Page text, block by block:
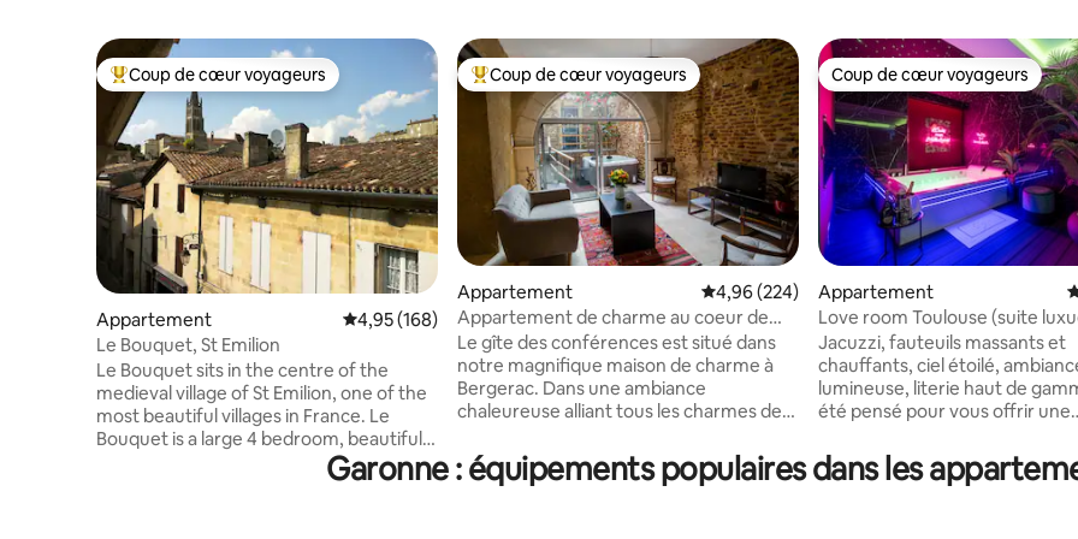
Coups de cœur voyageurs les plus appréciés
Coup de cœur voyageurs
Appartement Évaluation moyenne sur la base de 168 commentaires : 4,95 sur 5
4,95 (168)
Le Bouquet, St Emilion
Le Bouquet sits in the centre of the
medieval village of St Emilion, one of the
most beautiful villages in France. Le
Bouquet is a large 4 bedroom, beautifully
appointed apartment which offers
Coups de cœur voyageurs les plus appréciés
Coup de cœur voyageurs
Appartement Évaluation moyenne sur la base de 224
4,96 (224)
Appartement de charme au coeur de
Bergerac
Le gîte des conférences est situé dans
notre magnifique maison de charme à
Bergerac. Dans une ambiance
chaleureuse alliant tous les charmes des
équipements les plus modernes, vous
pourrez profiter des 80m² de cet
Coup de cœur voyageurs
Coup de cœur voyageurs
Appartement
Love room Toulouse (suite
privatif)
Jacuzzi, fauteuils massants et
chauffants, ciel étoilé,
lumineuse, literie haut de
été pensé pour vous offrir une
détente garanti ! Des options
supplémentaires sont
Garonne : équipements populaires dans les